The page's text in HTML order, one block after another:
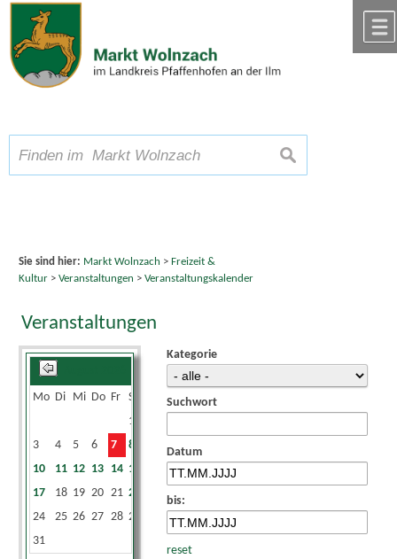
Zum Inhalt,zur Navigation
Schriftgröße A A A suchen
Sie sind hier: Markt Wolnzach > Freizeit &
Kultur> Veranstaltungen > Veranstaltungskalender
Veranstaltungen
Mo Di Mi Do Fr Sa
1
3
4 5 6 7 8
10
11 12 13 14 15
17
18 19 20 21 22
24
25 26 27 28 29
31
Kategorie
Suchwort
Datum
bis:
reset